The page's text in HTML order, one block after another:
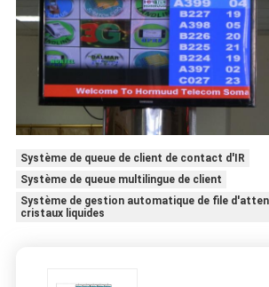
Système de queue de client de contact d'IR
Système de queue multilingue de client
Système de gestion automatique de file
cristaux liquides